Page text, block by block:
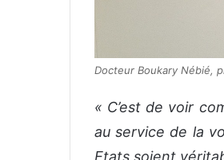
Docteur Boukary Nébié,
« C’est de voir
au service de la